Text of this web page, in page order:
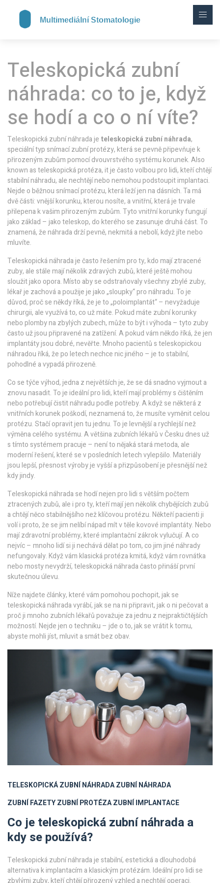
Teleskopická zubní
náhrada: co to je, když
se hodí a co o ní víte?
Teleskopická zubní náhrada je teleskopická zubní náhrada,
speciální typ snímací zubní protézy, která se pevně připevňuje k
přirozeným zubům pomocí dvouvrstvého systému korunek. Also
known asteleskopická protéza, it je často volbou pro lidi, kteří chtějí
stabilní náhradu, ale nechtějí nebo nemohou podstoupit implantaci.
Nejde o běžnou snímací protézu, která leží jen na dásních. Ta má
dvě části: vnější korunku, kterou nosíte, a vnitřní, která je trvale
přilepena k vašim přirozeným zubům. Tyto vnitřní korunky fungují
jako základ – jako teleskop, do kterého se zasunuje druhá část. To
znamená, že náhrada drží pevně, nekmitá a nebolí, když jíte nebo
mluvíte.
Teleskopická náhrada je často řešením pro ty, kdo mají ztracené
zuby, ale stále mají několik zdravých zubů, které ještě mohou
sloužit jako opora. Místo aby se odstraňovaly všechny zbylé zuby,
lékař je zachová a použije je jako „sloupky“ pro náhradu. To je
důvod, proč se někdy říká, že je to „poloimplantát“ – nevyžaduje
chirurgii, ale využívá to, co už máte. Pokud máte zubní korunky
nebo plomby na zbylých zubech, může to být i výhoda – tyto zuby
často už jsou připravené na zatížení. A pokud vám někdo říká, že jen
implantáty jsou dobré, nevěřte. Mnoho pacientů s teleskopickou
náhradou říká, že po letech nechce nic jiného – je to stabilní,
pohodlné a vypadá přirozeně.
Co se týče výhod, jedna z největších je, že se dá snadno vyjmout a
znovu nasadit. To je ideální pro lidi, kteří mají problémy s čištěním
nebo potřebují čistit náhradu podle potřeby. A když se některá z
vnitřních korunek poškodí, neznamená to, že musíte vyměnit celou
protézu. Stačí opravit jen tu jednu. To je levnější a rychlejší než
výměna celého systému. A většina zubních lékařů v Česku dnes už
s tímto systémem pracuje – není to nějaká stará metoda, ale
moderní řešení, které se v posledních letech vylepšilo. Materiály
jsou lepší, přesnost výroby je vyšší a přizpůsobení je přesnější než
kdy jindy.
Teleskopická náhrada se hodí nejen pro lidi s větším počtem
ztracených zubů, ale i pro ty, kteří mají jen několik chybějících zubů
a chtějí něco stabilnějšího než klíčovou protézu. Někteří pacienti ji
volí i proto, že se jim nelíbí nápad mít v těle kovové implantáty. Nebo
mají zdravotní problémy, které implantační zákrok vylučují. A co
nejvíc – mnoho lidí si ji nechává dělat po tom, co jim jiné náhrady
nefungovaly. Když vám klasická protéza kmitá, když vám rovnátka
nebo mosty nevydrží, teleskopická náhrada často přináší první
skutečnou úlevu.
Níže najdete články, které vám pomohou pochopit, jak se
teleskopická náhrada vyrábí, jak se na ni připravit, jak o ni pečovat a
proč ji mnoho zubních lékařů považuje za jednu z nejpraktičtějších
možností. Nejde jen o techniku – jde o to, jak se vrátit k tomu,
abyste mohli jíst, mluvit a smát bez obav.
TELESKOPICKÁ ZUBNÍ NÁHRADAZUBNÍ NÁHRADA
ZUBNÍ FAZETYZUBNÍ PROTÉZAZUBNÍ IMPLANTACE
Co je teleskopická zubní náhrada a
kdy se používá?
Teleskopická zubní náhrada je stabilní, estetická a dlouhodobá
alternativa k implantacím a klasickým protézám. Ideální pro lidi se
zbylými zuby, kteří chtějí přirozený vzhled a nechtějí operaci.